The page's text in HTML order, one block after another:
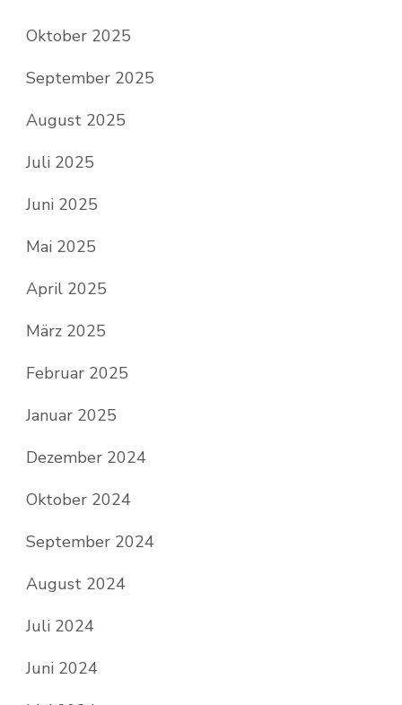
Oktober 2025
September 2025
August 2025
Juli 2025
Juni 2025
Mai 2025
April 2025
März 2025
Februar 2025
Januar 2025
Dezember 2024
Oktober 2024
September 2024
August 2024
Juli 2024
Juni 2024